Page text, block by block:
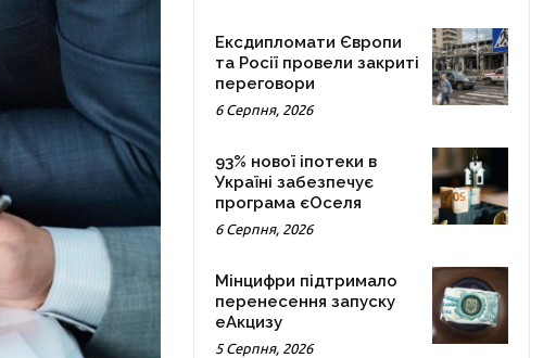
Ексдипломати Європи
та Росії провели закриті
переговори
6 Серпня, 2026
93% нової іпотеки в
Україні забезпечує
програма єОселя
6 Серпня, 2026
Мінцифри підтримало
перенесення запуску
еАкцизу
5 Серпня, 2026